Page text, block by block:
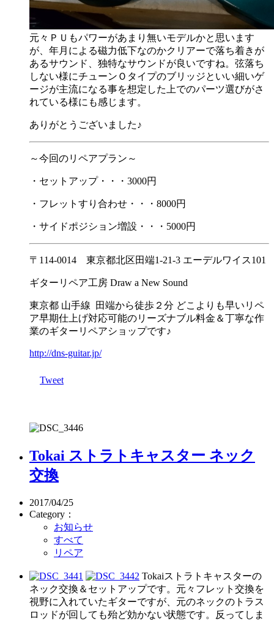
元々ＰＵもパワーがあまり無いモデルかと思います
が、年月による磁力低下なのかクリアーで落ち着きが
あるサウンド、独特なサウンドが良いですね。弦落ち
しない様にチューンＯタイプのブリッジといい細いゲ
ージが主流になる事を想定した上でのパーツ選びがさ
れている様にも感じます。
ありがとうございました♪
～今回のリペアプラン～
・セットアップ・・・3000円
・フレットすり合わせ・・・8000円
・サイドポジション増設・・・5000円
〒114-0014 東京都北区田端1-21-3 エーデルワイス101
ギターリペア工房 Draw a New Sound
東京都 山手線 田端から徒歩２分 どこよりも早いリペ
ア早期仕上げ対応可能のリーズナブル料金＆丁寧な作
業のギターリペアショップです♪
http://dns-guitar.jp/
Tweet
Tokai ストラトキャスター ネック
交換
2017/04/25
Category：
お知らせ
すべて
リペア
Tokaiストラトキャスターの
ネック交換＆セットアップです。元々フレット交換を
視野に入れていたギターですが、元のネックのトラス
ロッドが回しても殆ど効かない状態です。反ってしま